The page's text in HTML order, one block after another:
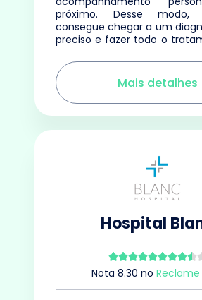
próximo. Desse
consegue chegar a um
preciso e fazer todo o
Mais detalhes
Hospital
Nota 8.30 no Reclame